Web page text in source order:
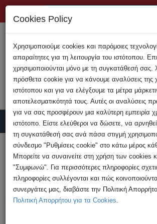
Υποβολή Καταγγελίας
HOME
Ανακοινώσεις
Νέα υπόθεση κατοχής υλικού
πορνογραφίας διερευνά ...
Cookies Policy
Χρησιμοποιούμε cookies και παρόμοιες
απαραίτητες για τη λειτουργία του ιστότοπου.
χρησιμοποιούνται μόνο με τη συγκατάθεσή σας.
πρόσθετα cookie για να κάνουμε αναλύσεις της
ιστότοπου και για να ελέγξουμε τα μέτρα
αποτελεσματικότητά τους. Αυτές οι αναλύσεις
για να σας προσφέρουν μια καλύτερη εμπειρία
ιστότοπο. Είστε ελεύθεροι να δώσετε, να
τη συγκατάθεσή σας ανά πάσα στιγμή
σύνδεσμο "Ρυθμίσεις cookie" στο κάτω μέρος
Μπορείτε να συναινείτε στη χρήση των cookies
"Συμφωνώ". Για περισσότερες πληροφορίες
πληροφορίες συλλέγονται και πώς
συνεργάτες μας, διαβάστε την Πολιτική
Πολιτική Απορρήτου για τα Cookies.